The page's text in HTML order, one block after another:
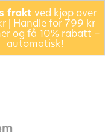
fraktved kjøp over
| Handle for 799 kr
og få 10% rabatt –
automatisk!